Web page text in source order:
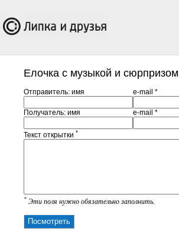
Елочка с музыкой и сюрпризом
Отправитель: имя e-mail *
Получатель: имя e-mail *
Текст открытки *
* Эти поля нужно обязательно заполнить.